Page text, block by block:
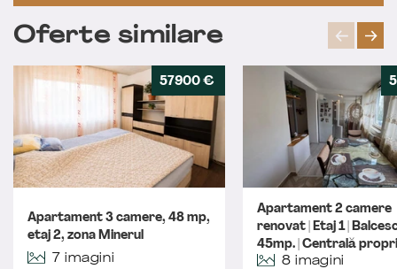
Oferte similare
57900 €
Apartament 3 camere, 48 mp,
etaj 2, zona Minerul
7 imagini
Apartament 2 camere
renovat | Etaj 1 |
45mp. | Centrală
8 imagini